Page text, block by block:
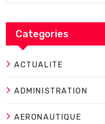
Categories
ACTUALITE
ADMINISTRATION
AERONAUTIQUE